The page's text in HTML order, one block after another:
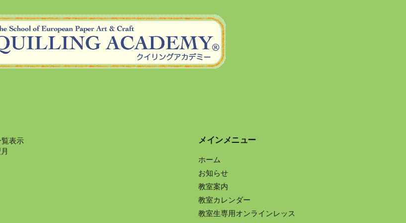
メインメニュー
ホーム
お知らせ
教室案内
教室カレンダー
教室生専用オンラインレッス